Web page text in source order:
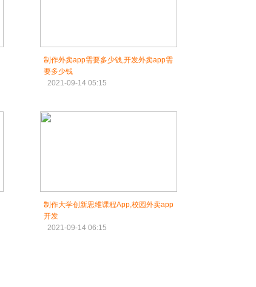
制作外卖app需要多少钱,开发外卖app需
要多少钱
2021-09-14 05:15
制作大学创新思维课程App,校园外卖app
开发
2021-09-14 06:15